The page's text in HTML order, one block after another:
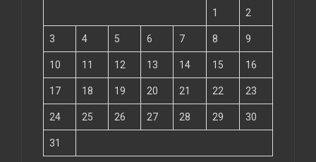
1 2
3 4 5 6 7 8 9
10 11 12 13 14 15 16
17 18 19 20 21 22 23
24 25 26 27 28 29 30
31